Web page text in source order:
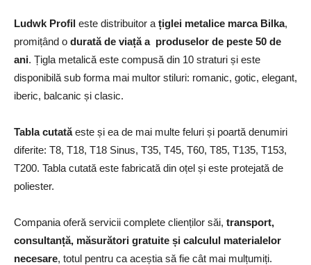
Ludwk Profil este distribuitor a țiglei metalice marca Bilka,
promițând o durată de viață a produselor de peste 50 de
ani. Țigla metalică este compusă din 10 straturi și este
disponibilă sub forma mai multor stiluri: romanic, gotic, elegant,
iberic, balcanic și clasic.
Tabla cutatăeste și ea de mai multe feluri și poartă denumiri
diferite: T8, T18, T18 Sinus, T35, T45, T60, T85, T135, T153,
T200. Tabla cutată este fabricată din oțel și este protejată de
poliester.
Compania oferă servicii complete clienților săi, transport,
consultanță, măsurători gratuite și calculul materialelor
necesare, totul pentru ca aceștia să fie cât mai mulțumiți.